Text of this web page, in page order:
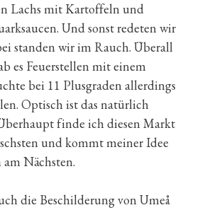
Lachs mit Kartoffeln und
Und sonst redeten wir
standen wir im Rauch. Überall
es Feuerstellen mit einem
bei 11 Plusgraden allerdings
Optisch ist das natürlich
finde ich diesen Markt
und kommt meiner Idee
Nächsten.
die Beschilderung von Umeå